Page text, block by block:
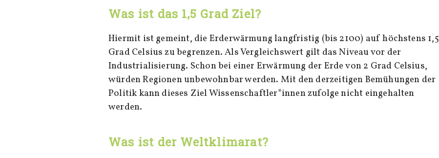
Was ist das 1,5 Grad Ziel?
Hiermit ist gemeint, die Erderwärmung langfristig (bis 2100) auf höchstens 1,5
Grad Celsius zu begrenzen. Als Vergleichswert gilt das Niveau vor der
Industrialisierung. Schon bei einer Erwärmung der Erde von 2 Grad Celsius,
würden Regionen unbewohnbar werden. Mit den derzeitigen Bemühungen der
Politik kann dieses Ziel Wissenschaftler*innen zufolge nicht eingehalten
werden.
Was ist der Weltklimarat?